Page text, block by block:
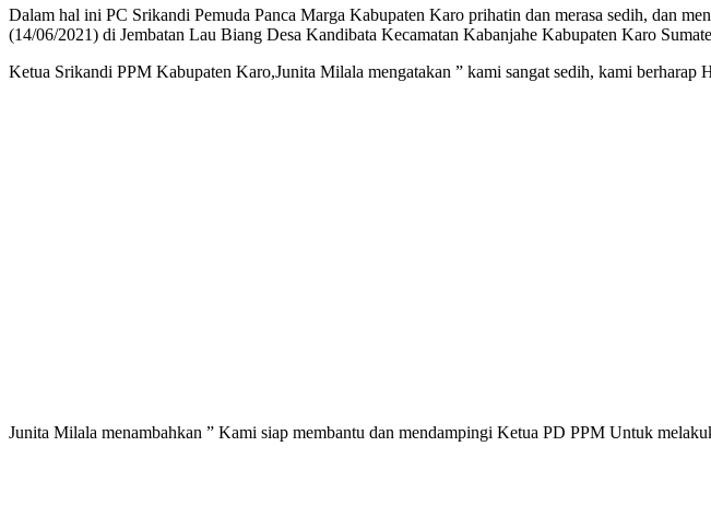
Dalam hal ini PC Srikandi Pemuda Panca Marga Kabupaten Karo prihatin dan merasa sedih, dan
(14/06/2021) di Jembatan Lau Biang Desa Kandibata Kecamatan Kabanjahe Kabupaten Karo
Ketua Srikandi PPM Kabupaten Karo,Junita Milala mengatakan ” kami sangat sedih, kami berharap
Junita Milala menambahkan ” Kami siap membantu dan mendampingi Ketua PD PPM Untuk